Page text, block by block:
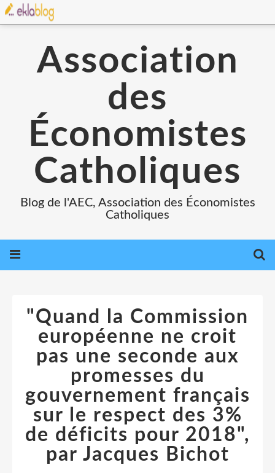
Association
des
Économistes
Catholiques
Blog de l'AEC, Association des Économistes
Catholiques
"Quand la Commission
européenne ne croit
pas une seconde aux
promesses du
gouvernement français
sur le respect des 3%
de déficits pour 2018",
par Jacques Bichot